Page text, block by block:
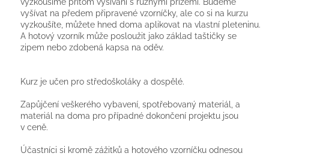
vyzkoušíme přitom vyšívání s různými přízemi. Budeme
vyšívat na předem připravené vzorníčky, ale co si na kurzu
vyzkoušíte, můžete hned doma aplikovat na vlastní pleteninu.
A hotový vzorník může posloužit jako základ taštičky se
zipem nebo zdobená kapsa na oděv.
Kurz je učen pro středoškoláky a dospělé.
Zapůjčení veškerého vybavení, spotřebovaný materiál, a
materiál na doma pro případné dokončení projektu jsou
v ceně.
Účastníci si kromě zážitků a hotového vzorníčku odnesou